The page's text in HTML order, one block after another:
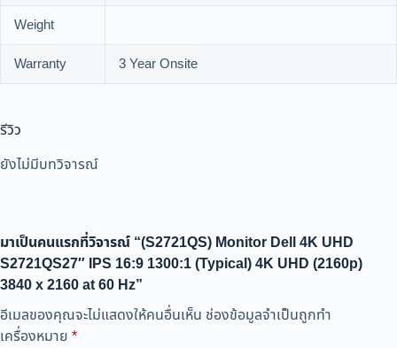
Weight
Warranty
3 Year Onsite
รีวิว
ยังไม่มีบทวิจารณ์
มาเป็นคนแรกที่วิจารณ์ “(S2721QS) Monitor Dell 4K UHD
S2721QS27″ IPS 16:9 1300:1 (Typical) 4K UHD (2160p)
3840 x 2160 at 60 Hz”
อีเมลของคุณจะไม่แสดงให้คนอื่นเห็น ช่องข้อมูลจำเป็นถูกทำ
เครื่องหมาย *